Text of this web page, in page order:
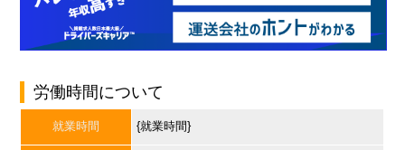
労働時間について
就業時間 {就業時間}